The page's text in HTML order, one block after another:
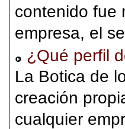
contenido fue
empresa, el
¿Qué perfil
La Botica de
creación
cualquier